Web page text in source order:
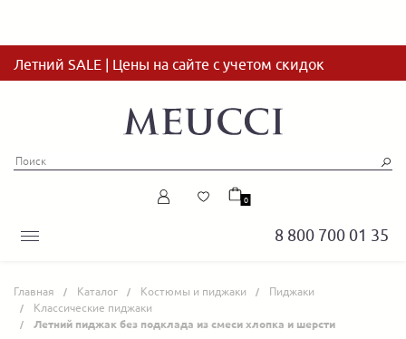
Летний SALE | Цены на сайте с учетом скидок
8 800 700 01 35
0
Главная Каталог Костюмы и пиджаки
Пиджаки
Классические пиджаки
Летний пиджак без подклада из смеси хлопка и шерсти